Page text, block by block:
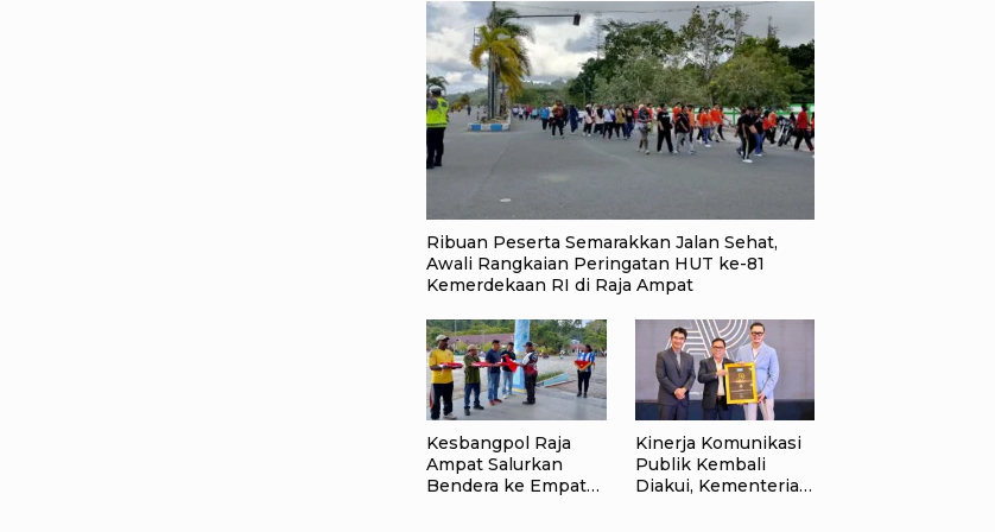
Ribuan Peserta Semarakkan Jalan Sehat,
Awali Rangkaian Peringatan HUT ke-81
Kemerdekaan RI di Raja Ampat
Kesbangpol Raja
Ampat Salurkan
Bendera ke Empat
Kinerja Komunikasi
Publik Kembali
Diakui, Kementerian